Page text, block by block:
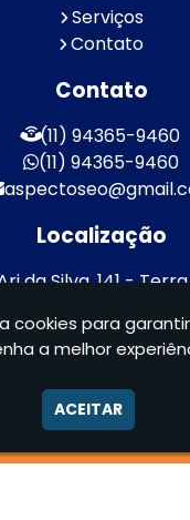
Serviços
Contato
Contato
(11) 94365-9460
(11) 94365-9460
Localização
da Silva, 141 -
Comunicação Visual
cookies para
a melhor
ACEITAR